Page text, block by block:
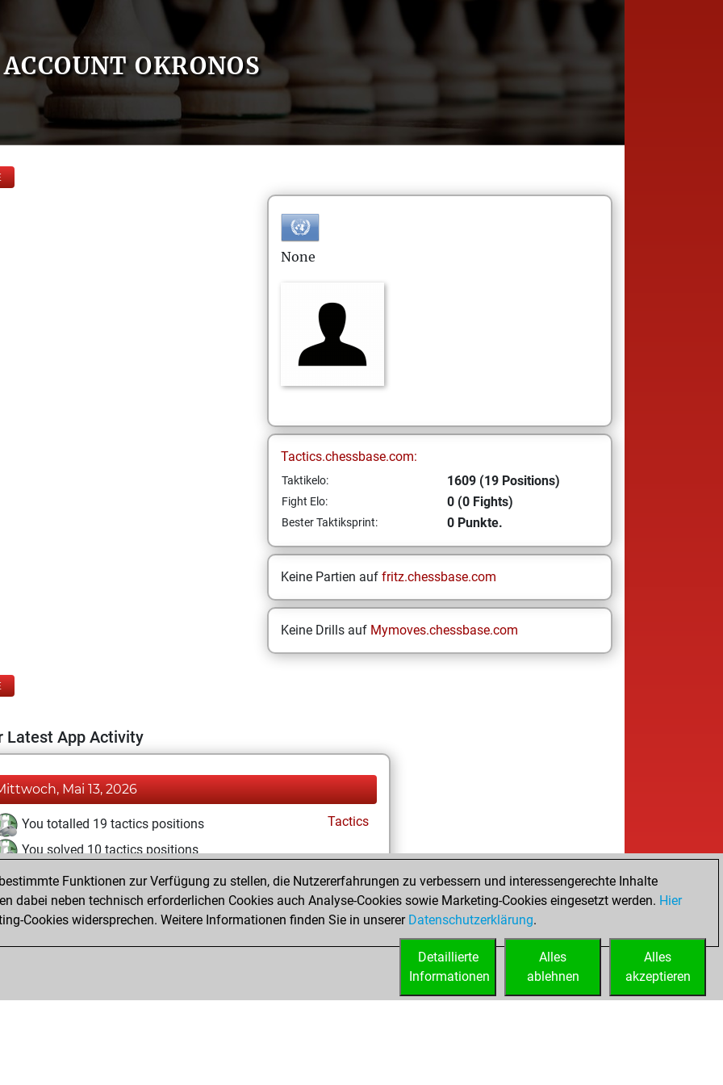
ACCOUNT OKRONOS
None
Tactics.chessbase.com:
Taktikelo: 1609 (19 Positions)
Fight Elo: 0 (0 Fights)
Bester Taktiksprint: 0 Punkte.
Keine Partien auf fritz.chessbase.com
Keine Drills auf Mymoves.chessbase.com
Latest App Activity
Mai 13, 2026
You totalled 19 tactics positions
Tactics
You solved 10 tactics positions
You achieved an Elo of 1608 in tactics positions
Funktionen zur Verfügung zu stellen, die Nutzererfahrungen zu verbessern und interessengerechte Inhalte
dabei neben technisch erforderlichen Cookies auch Analyse-Cookies sowie Marketing-Cookies eingesetzt werden. Hier
Cookies widersprechen. Weitere Informationen finden Sie in unserer Datenschutzerklärung.
Alles
akzeptieren
Alles
ablehnen
Detaillierte
Informationen